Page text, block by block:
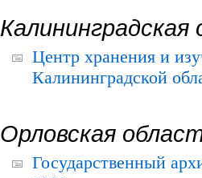
Калининградская
Центр хранения и
Калининградской
Орловская
Государственный